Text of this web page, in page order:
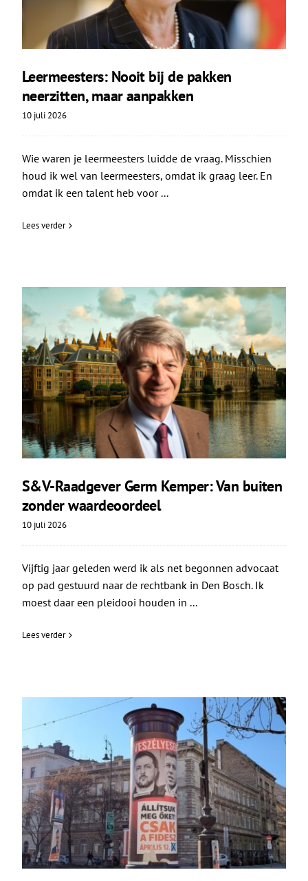
Leermeesters: Nooit bij de pakken
neerzitten, maar aanpakken
10 juli 2026
Wie waren je leermeesters luidde de vraag. Misschien
houd ik wel van leermeesters, omdat ik graag leer. En
omdat ik een talent heb voor ...
Lees verder
S&V-Raadgever Germ Kemper: Van buiten
zonder waardeoordeel
10 juli 2026
Vijftig jaar geleden werd ik als net begonnen advocaat
op pad gestuurd naar de rechtbank in Den Bosch. Ik
moest daar een pleidooi houden in ...
Lees verder